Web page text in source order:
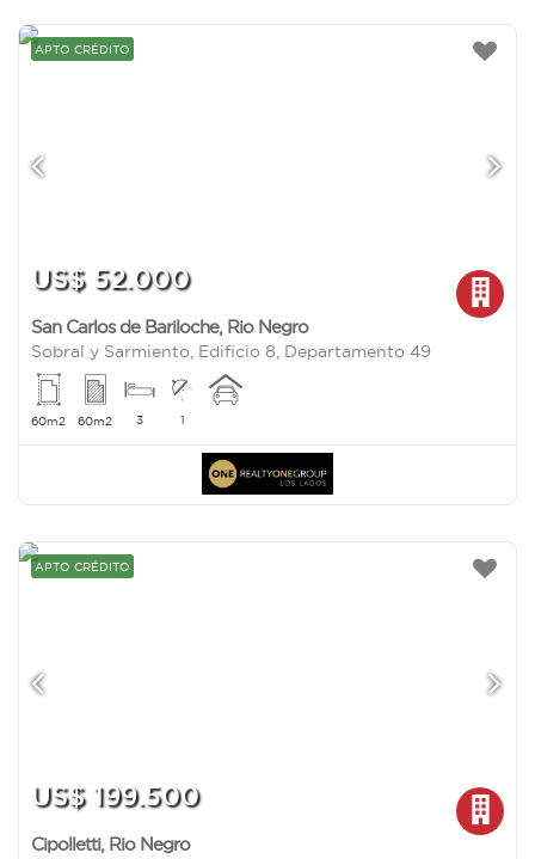
APTO CRÉDITO
US$ 52.000
San Carlos de Bariloche, Rio Negro
Sobral y Sarmiento, Edificio 8, Departamento 49
60m2 60m2 3 1
APTO CRÉDITO
US$ 199.500
Cipolletti, Rio Negro